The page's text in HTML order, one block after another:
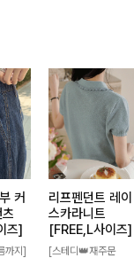
커
즈]
까지]
리프펜던트 레이
스카라니트
[FREE,L사이즈]
[스테디👑재주문